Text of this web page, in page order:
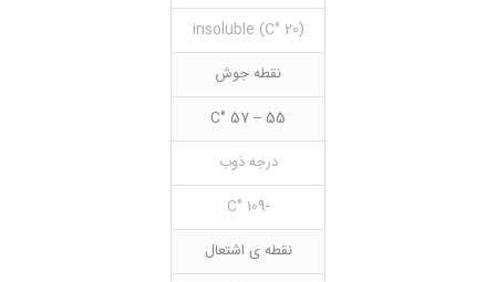
(20 °C) insoluble
نقطه جوش
55 – 57 °C
درجه ذوب
-109 °C
نقطه ی اشتعال